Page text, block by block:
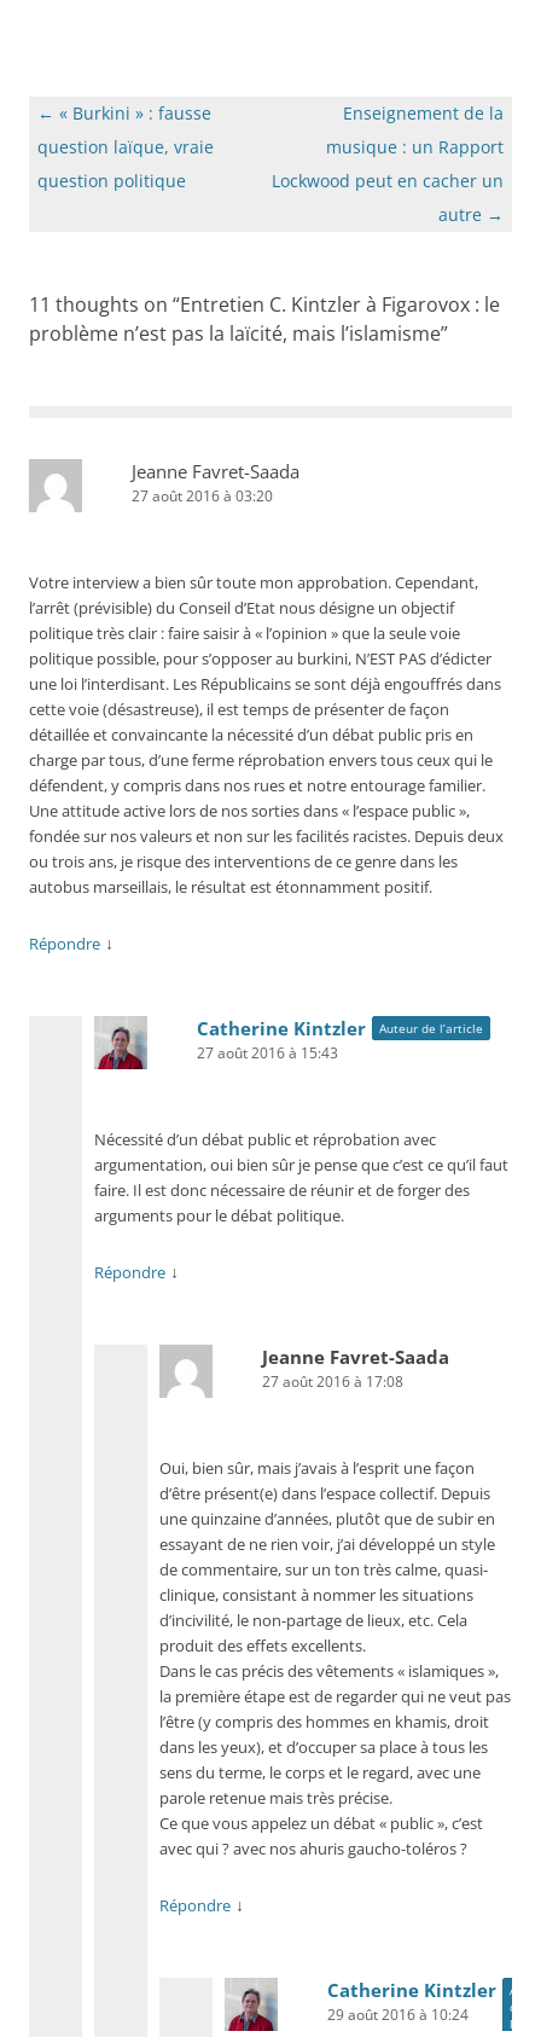
Navigation
des
articles
← « Burkini » : fausse
question laïque, vraie
question politique
Enseignement de la
musique : un Rapport
Lockwood peut en cacher un
autre →
11 thoughts on “Entretien C. Kintzler à Figarovox : le
problème n’est pas la laïcité, mais l’islamisme”
Jeanne Favret-Saada
27 août 2016 à 03:20
Votre interview a bien sûr toute mon approbation. Cependant,
l’arrêt (prévisible) du Conseil d’Etat nous désigne un objectif
politique très clair : faire saisir à « l’opinion » que la seule voie
politique possible, pour s’opposer au burkini, N’EST PAS d’édicter
une loi l’interdisant. Les Républicains se sont déjà engouffrés dans
cette voie (désastreuse), il est temps de présenter de façon
détaillée et convaincante la nécessité d’un débat public pris en
charge par tous, d’une ferme réprobation envers tous ceux qui le
défendent, y compris dans nos rues et notre entourage familier.
Une attitude active lors de nos sorties dans « l’espace public »,
fondée sur nos valeurs et non sur les facilités racistes. Depuis deux
ou trois ans, je risque des interventions de ce genre dans les
autobus marseillais, le résultat est étonnamment positif.
Répondre ↓
Catherine Kintzler Auteur de l’article
27 août 2016 à 15:43
Nécessité d’un débat public et réprobation avec
argumentation, oui bien sûr je pense que c’est ce qu’il faut
faire. Il est donc nécessaire de réunir et de forger des
arguments pour le débat politique.
Répondre ↓
Jeanne Favret-Saada
27 août 2016 à 17:08
Oui, bien sûr, mais j’avais à l’esprit une façon
d’être présent(e) dans l’espace collectif. Depuis
une quinzaine d’années, plutôt que de subir en
essayant de ne rien voir, j’ai développé un style
de commentaire, sur un ton très calme, quasi-
clinique, consistant à nommer les situations
d’incivilité, le non-partage de lieux, etc. Cela
produit des effets excellents.
Dans le cas précis des vêtements « islamiques »,
la première étape est de regarder qui ne veut pas
l’être (y compris des hommes en khamis, droit
dans les yeux), et d’occuper sa place à tous les
sens du terme, le corps et le regard, avec une
parole retenue mais très précise.
Ce que vous appelez un débat « public », c’est
avec qui ? avec nos ahuris gaucho-toléros ?
Répondre ↓
Catherine Kintzler
de
29 août 2016 à 10:24